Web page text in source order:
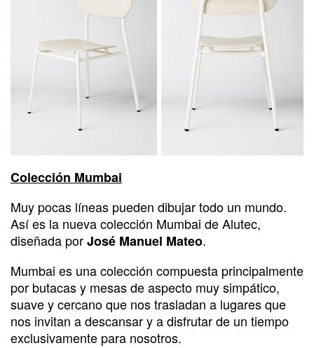
Colección Mumbai
Muy pocas líneas pueden dibujar todo un mundo.
Así es la nueva colección Mumbai de Alutec,
diseñada porJosé Manuel Mateo.
Mumbai es una colección compuesta principalmente
por butacas y mesas de aspecto muy simpático,
suave y cercano que nos trasladan a lugares que
nos invitan a descansar y a disfrutar de un tiempo
exclusivamente para nosotros.